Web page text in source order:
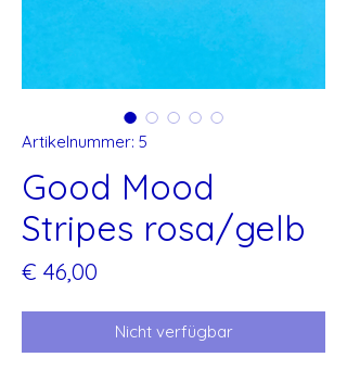
Artikelnummer: 5
Good Mood
Stripes rosa/gelb
€ 46,00
Nicht verfügbar